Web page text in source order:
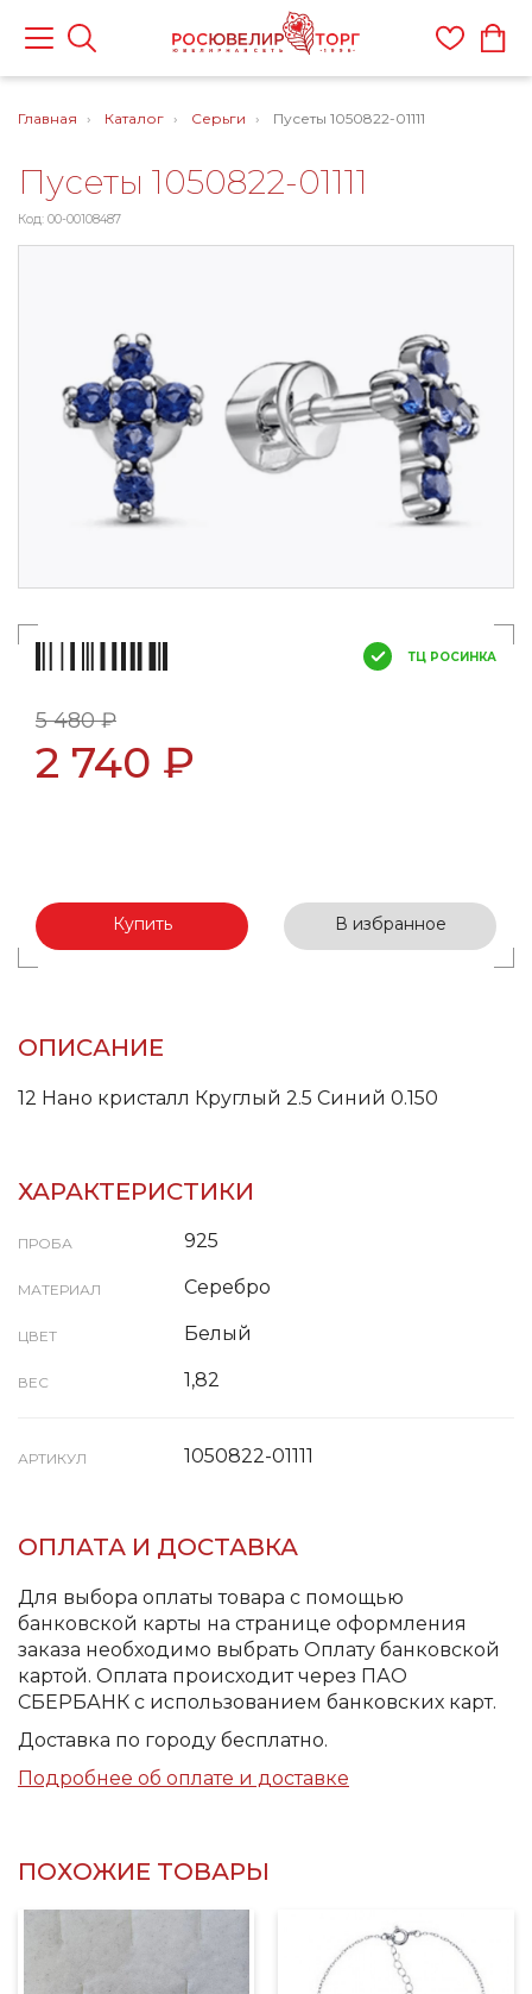
Главная Каталог Серьги Пусеты 1050822-01111
Пусеты 1050822-01111
Код: 00-00108487
ТЦ РОСИНКА
5 480 ₽
2 740 ₽
Купить В избранное
ОПИСАНИЕ
12 Нано кристалл Круглый 2.5 Синий 0.150
ХАРАКТЕРИСТИКИ
ПРОБА 925
МАТЕРИАЛ Серебро
ЦВЕТ Белый
ВЕС 1,82
АРТИКУЛ 1050822-01111
ОПЛАТА И ДОСТАВКА
Для выбора оплаты товара с помощью
банковской карты на странице оформления
заказа необходимо выбрать Оплату банковской
картой. Оплата происходит через ПАО
СБЕРБАНК с использованием банковских карт.
Доставка по городу бесплатно.
Подробнее об оплате и доставке
ПОХОЖИЕ ТОВАРЫ